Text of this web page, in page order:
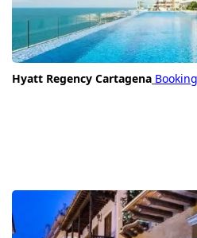
Hyatt Regency Cartagena